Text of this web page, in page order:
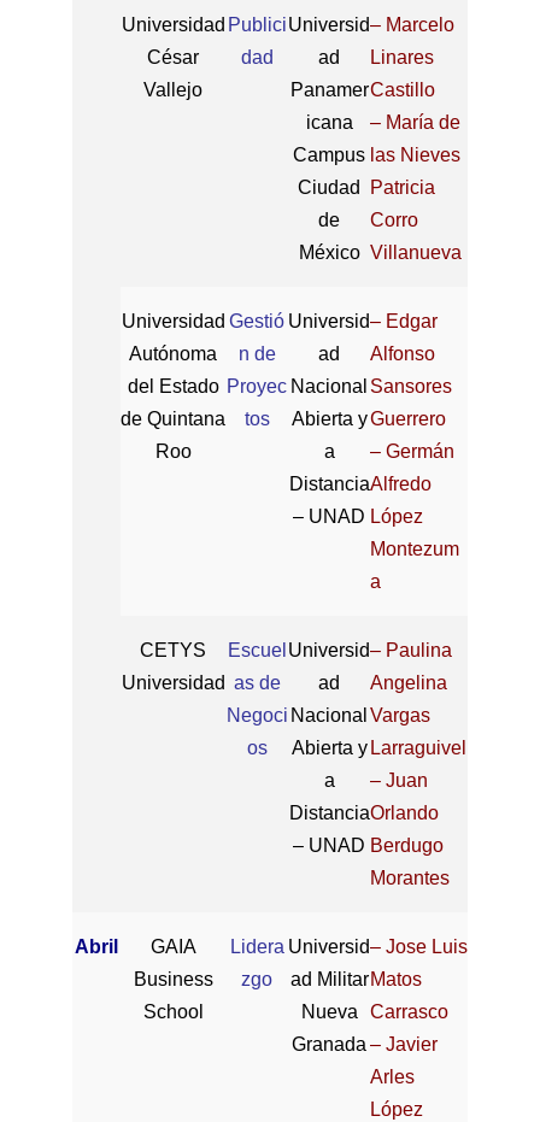
Universidad
César
Vallejo
Publici
dad
Universid
ad
Panamer
icana
Campus
Ciudad
de
México
– Marcelo
Linares
Castillo
– María de
las Nieves
Patricia
Corro
Villanueva
Universidad
Autónoma
del Estado
de Quintana
Roo
Gestió
n de
Proyec
tos
Universid
ad
Nacional
Abierta y
a
Distancia
– UNAD
– Edgar
Alfonso
Sansores
Guerrero
– Germán
Alfredo
López
Montezum
a
CETYS
Universidad
Escuel
as de
Negoci
os
Universid
ad
Nacional
Abierta y
a
Distancia
– UNAD
– Paulina
Angelina
Vargas
Larraguivel
– Juan
Orlando
Berdugo
Morantes
Abril
GAIA
Business
School
Lidera
zgo
Universid
ad Militar
Nueva
Granada
– Jose Luis
Matos
Carrasco
– Javier
Arles
López